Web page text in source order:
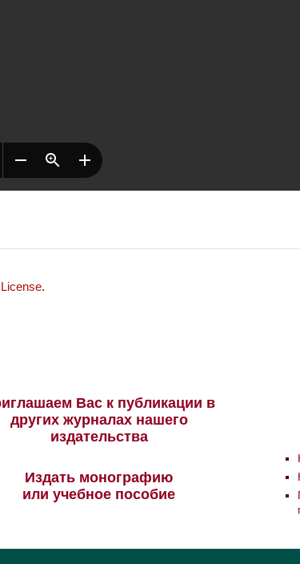
.
Вас к публикации в
других журналах нашего
издательства
Издать монографию
или учебное пособие